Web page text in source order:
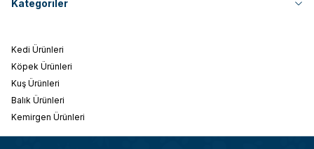
Kategoriler
Kedi Ürünleri
Köpek Ürünleri
Kuş Ürünleri
Balık Ürünleri
Kemirgen Ürünleri